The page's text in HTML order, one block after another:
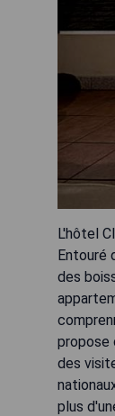
L'hôtel
Entouré
des
propose
des
plus